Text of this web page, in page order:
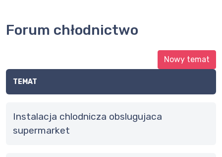
Forum chłodnictwo
Nowy temat
TEMAT
instalacja chlodnicza obslugujaca
supermarket